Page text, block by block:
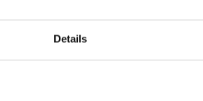
Details